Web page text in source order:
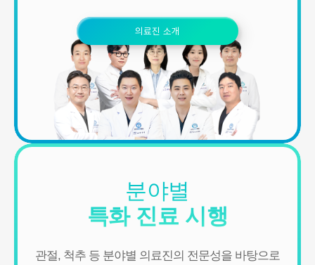
의료진 소개
분야별
특화 진료 시행
관절, 척추 등 분야별 의료진의 전문성을 바탕으로